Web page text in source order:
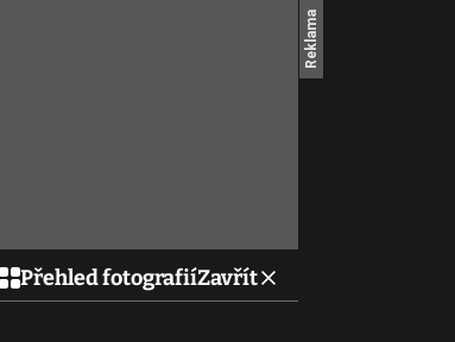
Přehled fotografiíZavřít